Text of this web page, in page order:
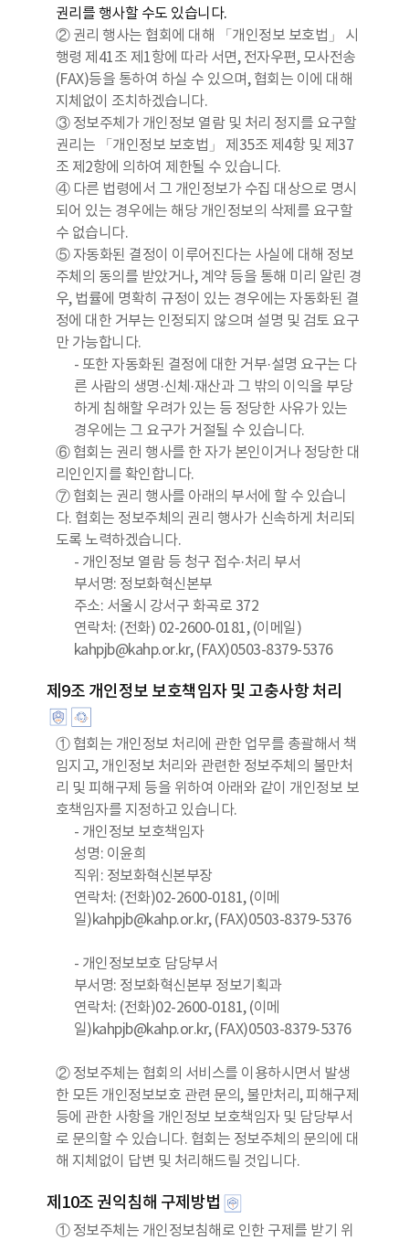
권리를 행사할 수도 있습니다.
② 권리 행사는 협회에 대해 「개인정보 보호법」 시
행령 제41조 제1항에 따라 서면, 전자우편, 모사전송
(FAX)등을 통하여 하실 수 있으며, 협회는 이에 대해
지체없이 조치하겠습니다.
③ 정보주체가 개인정보 열람 및 처리 정지를 요구할
권리는 「개인정보 보호법」 제35조 제4항 및 제37
조 제2항에 의하여 제한될 수 있습니다.
④ 다른 법령에서 그 개인정보가 수집 대상으로 명시
되어 있는 경우에는 해당 개인정보의 삭제를 요구할
수 없습니다.
⑤ 자동화된 결정이 이루어진다는 사실에 대해 정보
주체의 동의를 받았거나, 계약 등을 통해 미리 알린 경
우, 법률에 명확히 규정이 있는 경우에는 자동화된 결
정에 대한 거부는 인정되지 않으며 설명 및 검토 요구
만 가능합니다.
- 또한 자동화된 결정에 대한 거부·설명 요구는 다
른 사람의 생명·신체·재산과 그 밖의 이익을 부당
하게 침해할 우려가 있는 등 정당한 사유가 있는
경우에는 그 요구가 거절될 수 있습니다.
⑥ 협회는 권리 행사를 한 자가 본인이거나 정당한 대
리인인지를 확인합니다.
⑦ 협회는 권리 행사를 아래의 부서에 할 수 있습니
다. 협회는 정보주체의 권리 행사가 신속하게 처리되
도록 노력하겠습니다.
- 개인정보 열람 등 청구 접수·처리 부서
부서명: 정보화혁신본부
주소: 서울시 강서구 화곡로 372
연락처: (전화) 02-2600-0181, (이메일)
kahpjb@kahp.or.kr, (FAX)0503-8379-5376
제9조 개인정보 보호책임자 및 고충사항 처리
① 협회는 개인정보 처리에 관한 업무를 총괄해서 책
임지고, 개인정보 처리와 관련한 정보주체의 불만처
리 및 피해구제 등을 위하여 아래와 같이 개인정보 보
호책임자를 지정하고 있습니다.
- 개인정보 보호책임자
성명: 이윤희
직위: 정보화혁신본부장
연락처: (전화)02-2600-0181, (이메
일)kahpjb@kahp.or.kr, (FAX)0503-8379-5376
- 개인정보보호 담당부서
부서명: 정보화혁신본부 정보기획과
연락처: (전화)02-2600-0181, (이메
일)kahpjb@kahp.or.kr, (FAX)0503-8379-5376
② 정보주체는 협회의 서비스를 이용하시면서 발생
한 모든 개인정보보호 관련 문의, 불만처리, 피해구제
등에 관한 사항을 개인정보 보호책임자 및 담당부서
로 문의할 수 있습니다. 협회는 정보주체의 문의에 대
해 지체없이 답변 및 처리해드릴 것입니다.
제10조 권익침해 구제방법
① 정보주체는 개인정보침해로 인한 구제를 받기 위